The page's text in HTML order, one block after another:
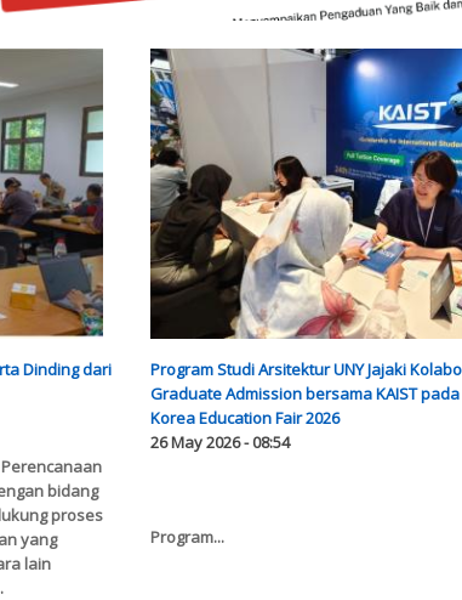
Dinding dari
bidang
proses
yang
lain
Program Studi Arsitektur UNY Jajaki
Graduate Admission bersama KAIST
Korea Education Fair 2026
26 May 2026 - 08:54
Program...